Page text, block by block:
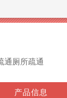
通厕所疏通
产品信息